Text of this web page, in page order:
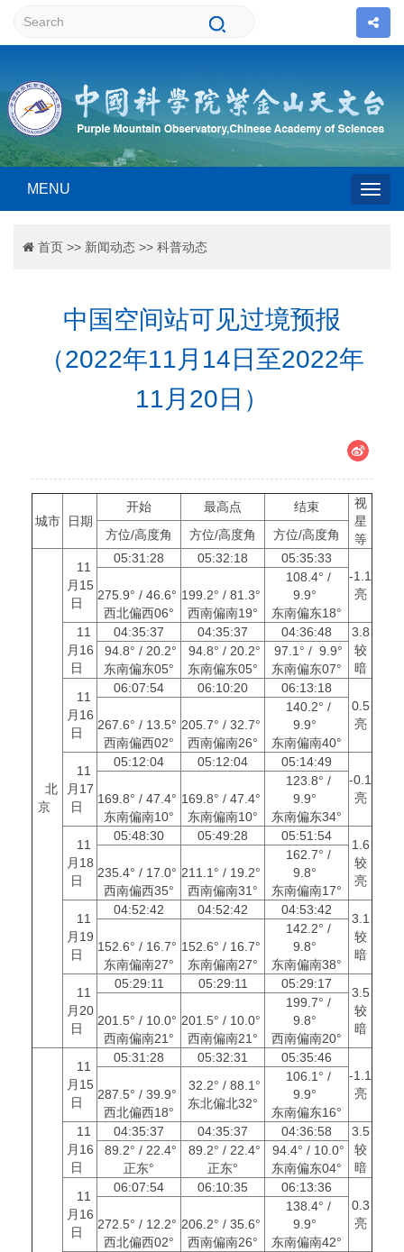
MENU
首页 >> 新闻动态 >> 科普动态
中国空间站可见过境预报
（2022年11月14日至2022年
11月20日）
城市 日期
开始 最高点 结束
视
星
等
方位/高度角 方位/高度角 方位/高度角
北
京
11
月15
日
05:31:28 05:32:18
05:35:33
-1.1
亮
275.9° / 46.6°
西北偏西06°
199.2° / 81.3°
西南偏南19°
108.4° /
9.9°
东南偏东18°
11
月16
日
04:35:37 04:35:37 04:36:48
3.8
较
暗
94.8° / 20.2°
东南偏东05°
94.8° / 20.2°
东南偏东05°
97.1° / 9.9°
东南偏东07°
11
月16
日
06:07:54 06:10:20
06:13:18
0.5
亮
267.6° / 13.5°
西南偏西02°
205.7° / 32.7°
西南偏南26°
140.2° /
9.9°
东南偏南40°
11
月17
日
05:12:04 05:12:04
05:14:49
-0.1
亮
169.8° / 47.4°
东南偏南10°
169.8° / 47.4°
东南偏南10°
123.8° /
9.9°
东南偏东34°
11
月18
日
05:48:30 05:49:28 05:51:54
1.6
较
亮
235.4° / 17.0°
西南偏西35°
211.1° / 19.2°
西南偏南31°
162.7° /
9.8°
东南偏南17°
11
月19
日
04:52:42 04:52:42 04:53:42
3.1
较
暗
152.6° / 16.7°
东南偏南27°
152.6° / 16.7°
东南偏南27°
142.2° /
9.8°
东南偏南38°
11
月20
日
05:29:11 05:29:11 05:29:17
3.5
较
暗
201.5° / 10.0°
西南偏南21°
201.5° / 10.0°
西南偏南21°
199.7° /
9.8°
西南偏南20°
11
月15
日
05:31:28 05:32:31
05:35:46
-1.1
亮
287.5° / 39.9°
西北偏西18°
32.2° / 88.1°
东北偏北32°
106.1° /
9.9°
东南偏东16°
11
月16
日
04:35:37 04:35:37 04:36:58
3.5
较
暗
89.2° / 22.4°
正东°
89.2° / 22.4°
正东°
94.4° / 10.0°
东南偏东04°
11
月16
日
06:07:54 06:10:35
06:13:36
0.3
亮
272.5° / 12.2°
西北偏西02°
206.2° / 35.6°
西南偏南26°
138.4° /
9.9°
东南偏南42°